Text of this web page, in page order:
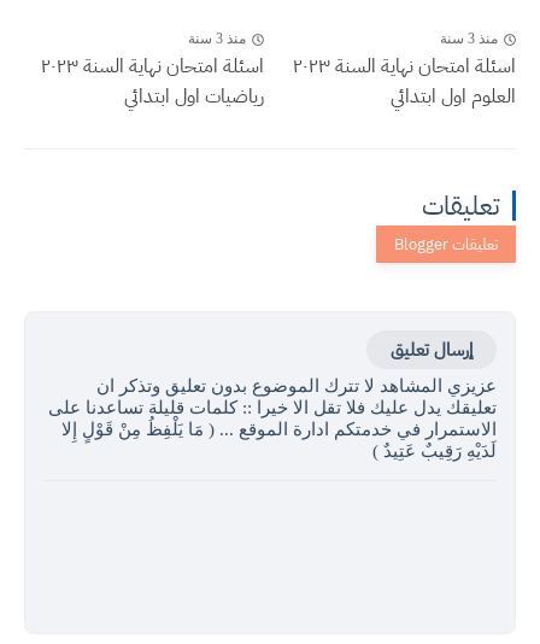
منذ 3 سنة
اسئلة امتحان نهاية السنة ٢٠٢٣
العلوم اول ابتدائي
منذ 3 سنة
اسئلة امتحان نهاية السنة ٢٠٢٣
رياضيات اول ابتدائي
تعليقات
إرسال تعليق
عزيزي المشاهد لا تترك الموضوع بدون تعليق وتذكر ان
تعليقك يدل عليك فلا تقل الا خيرا :: كلمات قليلة تساعدنا على
الاستمرار في خدمتكم ادارة الموقع ... ( مَا يَلْفِظُ مِنْ قَوْلٍ إِلا
لَدَيْهِ رَقِيبٌ عَتِيدٌ )